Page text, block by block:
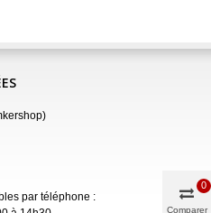
par téléphone :
Comparer
0